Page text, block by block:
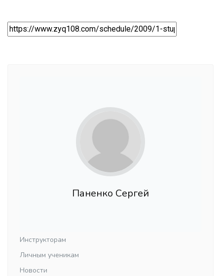
Паненко Сергей
Инструкторам
Личным ученикам
Новости